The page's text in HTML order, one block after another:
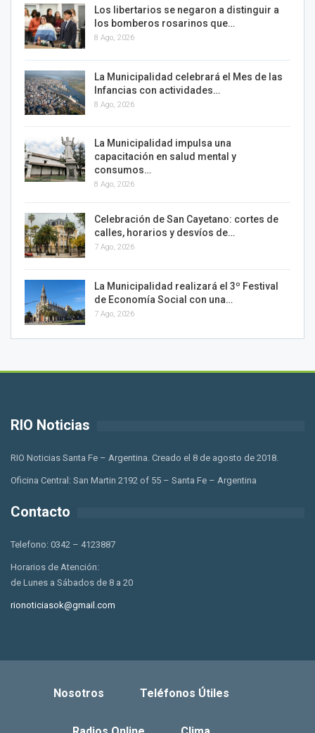
Los libertarios se negaron a distinguir a
los bomberos rosarinos que…
8 Ago, 2026
La Municipalidad celebrará el Mes de las
Infancias con actividades…
8 Ago, 2026
La Municipalidad impulsa una
capacitación en salud mental y
consumos…
8 Ago, 2026
Celebración de San Cayetano: cortes de
calles, horarios y desvíos de…
7 Ago, 2026
La Municipalidad realizará el 3º Festival
de Economía Social con una…
7 Ago, 2026
RIO Noticias
RIO Noticias Santa Fe – Argentina. Creado el 8 de agosto de 2018.
Oficina Central: San Martin 2192 of 55 – Santa Fe – Argentina
Contacto
Telefono: 0342 – 4123887
Horarios de Atención:
de Lunes a Sábados de 8 a 20
rionoticiasok@gmail.com
Nosotros Teléfonos Útiles